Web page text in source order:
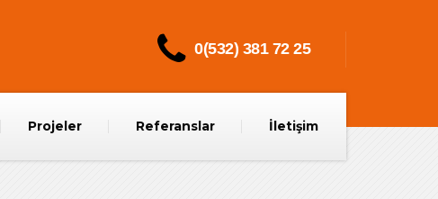
0(532) 381 72 25
Projeler Referanslar İletişim